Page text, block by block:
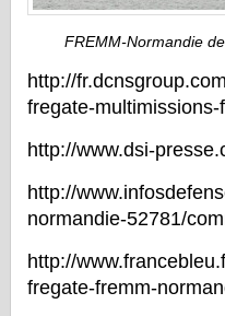
FREMM-Normandie
http://
fregate-
http://www.dsi-
http://
normandie-52781/
http://
fregate-fremm-